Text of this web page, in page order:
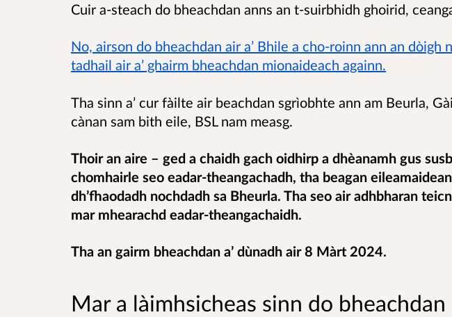
Cuir a-steach do bheachdan anns an t-suirbhidh ghoirid,
No, airson do bheachdan air a’ Bhile a cho-roinn ann an dòigh
tadhail air a’ ghairm bheachdan mionaideach againn.
Tha sinn a’ cur fàilte air beachdan sgrìobhte ann am Beurla,
cànan sam bith eile, BSL nam measg.
Thoir an aire – ged a chaidh gach oidhirp a dhèanamh gus
chomhairle seo eadar-theangachadh, tha beagan
dh’fhaodadh nochdadh sa Bheurla. Tha seo air adhbharan
mar mhearachd eadar-theangachaidh.
Tha an gairm bheachdan a’ dùnadh air 8 Màrt 2024.
Mar a làimhsicheas sinn do bheachdan